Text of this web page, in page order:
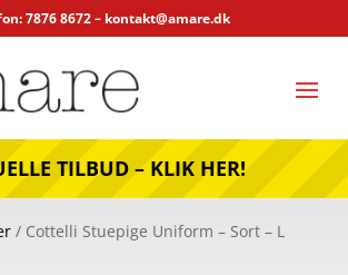
7876 8672 – kontakt@amare.dk
TILBUD – KLIK HER!
/ Cottelli Stuepige Uniform – Sort – L